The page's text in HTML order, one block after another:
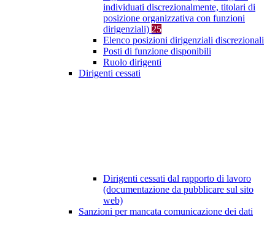
individuati discrezionalmente, titolari di
posizione organizzativa con funzioni
dirigenziali) 25
Elenco posizioni dirigenziali discrezionali
Posti di funzione disponibili
Ruolo dirigenti
Dirigenti cessati
Dirigenti cessati dal rapporto di lavoro
(documentazione da pubblicare sul sito
web)
Sanzioni per mancata comunicazione dei dati